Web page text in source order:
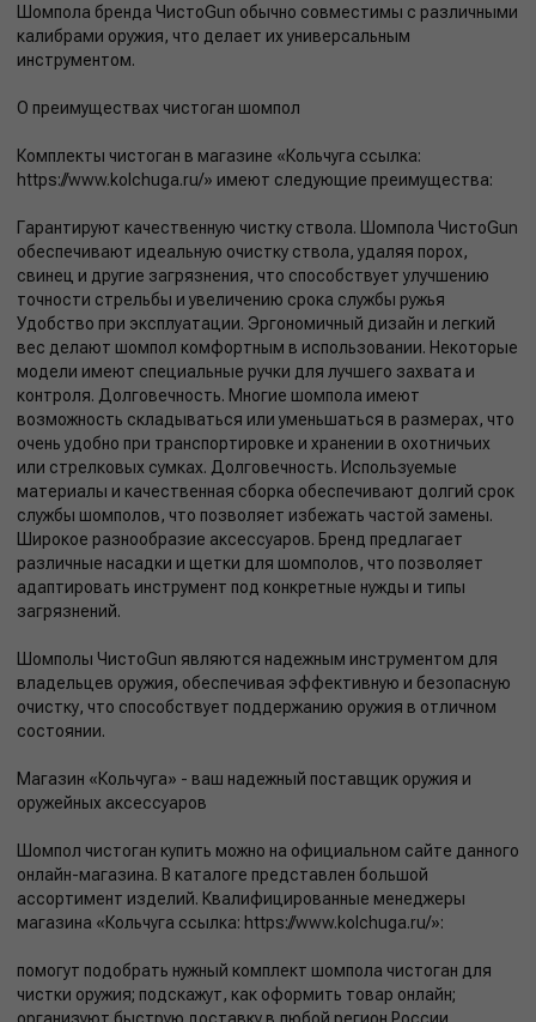
Шомпола бренда ЧистоGun обычно совместимы с различными
калибрами оружия, что делает их универсальным
инструментом.
О преимуществах чистоган шомпол
Комплекты чистоган в магазине «Кольчуга ссылка:
https://www.kolchuga.ru/» имеют следующие преимущества:
Гарантируют качественную чистку ствола. Шомпола ЧистоGun
обеспечивают идеальную очистку ствола, удаляя порох,
свинец и другие загрязнения, что способствует улучшению
точности стрельбы и увеличению срока службы ружья
Удобство при эксплуатации. Эргономичный дизайн и легкий
вес делают шомпол комфортным в использовании. Некоторые
модели имеют специальные ручки для лучшего захвата и
контроля. Долговечность. Многие шомпола имеют
возможность складываться или уменьшаться в размерах, что
очень удобно при транспортировке и хранении в охотничьих
или стрелковых сумках. Долговечность. Используемые
материалы и качественная сборка обеспечивают долгий срок
службы шомполов, что позволяет избежать частой замены.
Широкое разнообразие аксессуаров. Бренд предлагает
различные насадки и щетки для шомполов, что позволяет
адаптировать инструмент под конкретные нужды и типы
загрязнений.
Шомполы ЧистоGun являются надежным инструментом для
владельцев оружия, обеспечивая эффективную и безопасную
очистку, что способствует поддержанию оружия в отличном
состоянии.
Магазин «Кольчуга» - ваш надежный поставщик оружия и
оружейных аксессуаров
Шомпол чистоган купить можно на официальном сайте данного
онлайн-магазина. В каталоге представлен большой
ассортимент изделий. Квалифицированные менеджеры
магазина «Кольчуга ссылка: https://www.kolchuga.ru/»:
помогут подобрать нужный комплект шомпола чистоган для
чистки оружия; подскажут, как оформить товар онлайн;